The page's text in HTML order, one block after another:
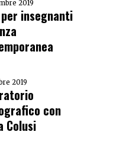
2019
insegnanti
2019
con
Colusi